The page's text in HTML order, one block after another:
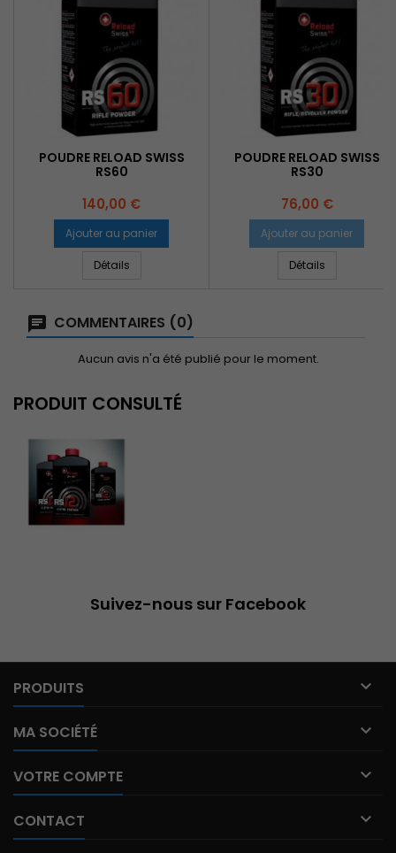
POUDRE RELOAD SWISS
RS60
Prix
140,00 €
Ajouter au panier
Détails
POUDRE RELOAD SWISS
RS30
Prix
76,00 €
Ajouter au panier
Détails
COMMENTAIRES (0)
Aucun avis n'a été publié pour le moment.
PRODUIT CONSULTÉ
Suivez-nous sur Facebook
PRODUITS 
MA SOCIÉTÉ 
VOTRE COMPTE 
CONTACT 